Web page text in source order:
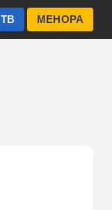
МЕНОРА
ТВ